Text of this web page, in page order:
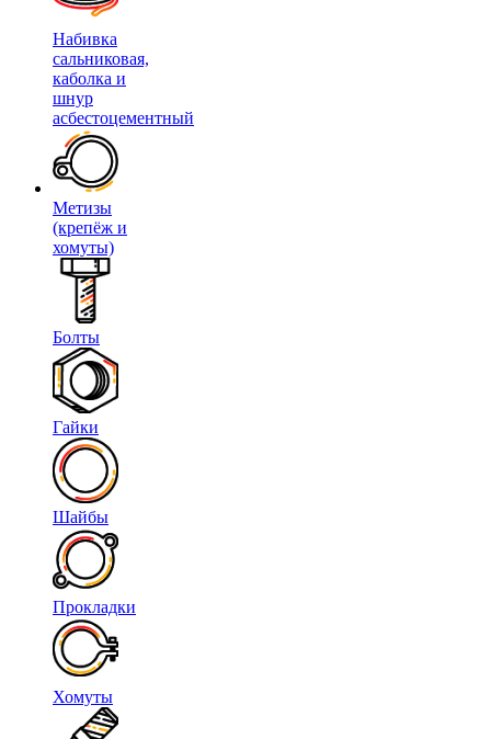
Набивка
сальниковая,
каболка и
шнур
асбестоцементный
Метизы
(крепёж и
хомуты)
Болты
Гайки
Шайбы
Прокладки
Хомуты